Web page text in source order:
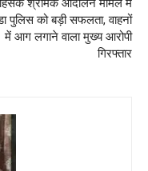
श्रमिक आंदोलन मामले में
पुलिस को बड़ी सफलता, वाहनों
में आग लगाने वाला मुख्य आरोपी
गिरफ्तार